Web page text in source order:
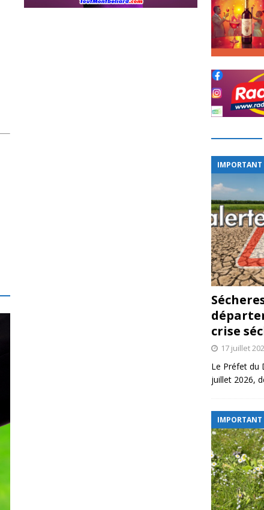
IMPORTANT
crise
17 juillet
Le Préfet du
juillet 2026,
IMPORTANT